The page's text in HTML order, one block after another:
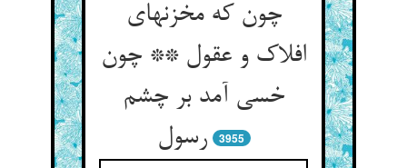
چون که مخزنهای
افلاک و عقول ** چون
خسی آمد بر چشم
رسول‌‌
3955